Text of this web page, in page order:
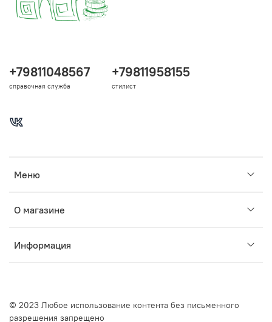
Меню
О магазине
Информация
+79811048567
справочная служба
+79811958155
стилист
© 2023 Любое использование контента без письменного
разрешения запрещено